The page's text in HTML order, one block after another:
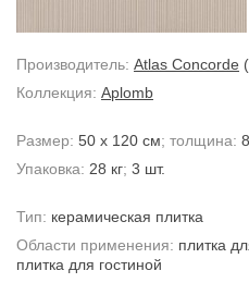
Производитель: Atlas Concorde
Коллекция: Aplomb
Размер: 50 x 120 см; толщина:
Упаковка: 28 кг; 3 шт.
Тип: керамическая плитка
Области применения: плитка
плитка для гостиной